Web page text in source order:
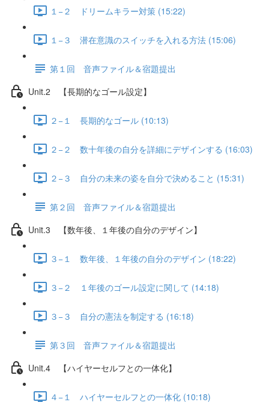
１−２ ドリームキラー対策 (15:22)
１−３ 潜在意識のスイッチを入れる方法 (15:06)
第１回 音声ファイル＆宿題提出
Unit.2 【長期的なゴール設定】
２−１ 長期的なゴール (10:13)
２−２ 数十年後の自分を詳細にデザインする (16:03)
２−３ 自分の未来の姿を自分で決めること (15:31)
第２回 音声ファイル＆宿題提出
Unit.3 【数年後、１年後の自分のデザイン】
３−１ 数年後、１年後の自分のデザイン (18:22)
３−２ １年後のゴール設定に関して (14:18)
３−３ 自分の憲法を制定する (16:18)
第３回 音声ファイル＆宿題提出
Unit.4 【ハイヤーセルフとの一体化】
４−１ ハイヤーセルフとの一体化 (10:18)